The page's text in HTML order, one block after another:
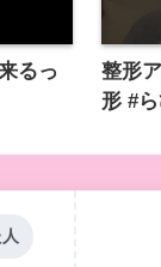
るっ
整形
形 #